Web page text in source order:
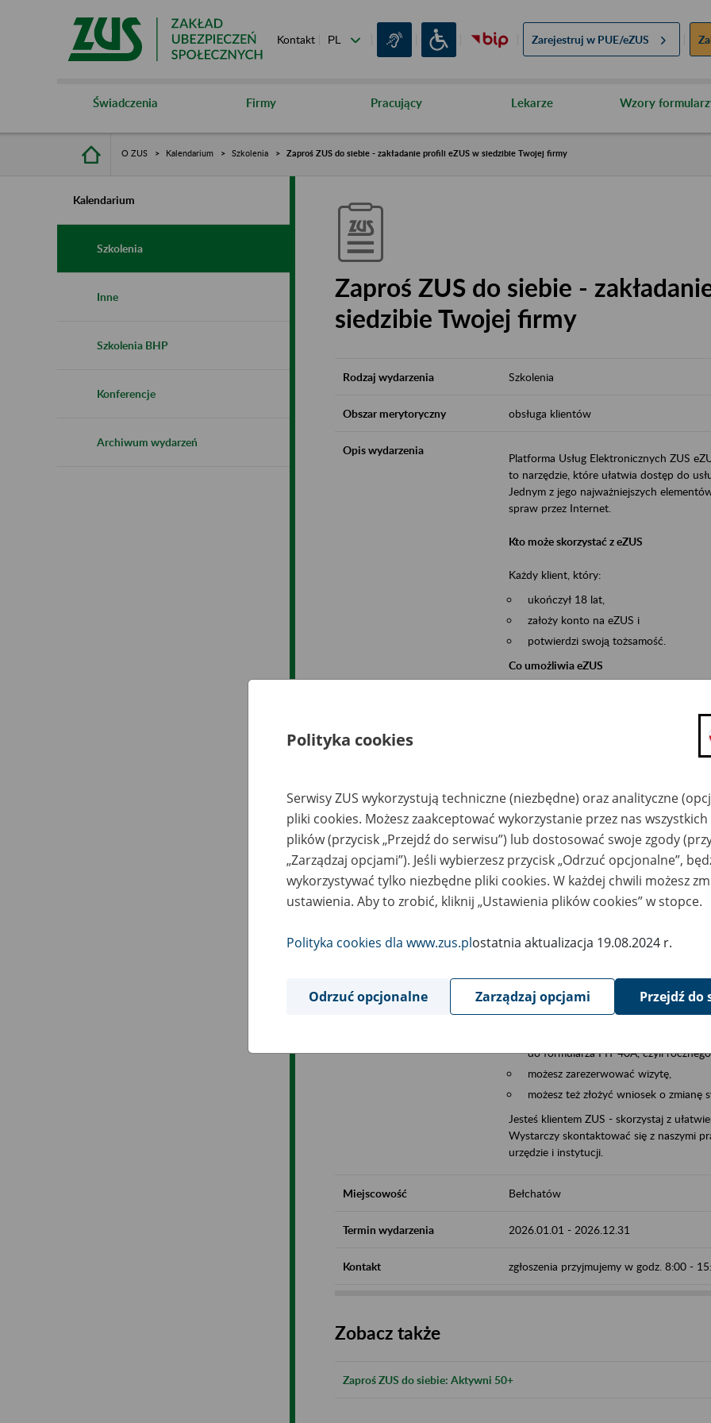
Kontakt Zarejestruj w PUE/eZUS
Świadczenia Firmy Pracujący Lekarze Wzory
O ZUS Kalendarium Szkolenia Zaproś ZUS do siebie - zakładanie profili eZUS w siedzibie Twojej firmy
Kalendarium
Szkolenia
Inne
Szkolenia BHP
Konferencje
Archiwum wydarzeń
Zaproś ZUS do siebie -
siedzibie Twojej firmy
Rodzaj wydarzenia Szkolenia
Obszar merytoryczny obsługa klientów
Opis wydarzenia
Platforma Usług Elektronicznych ZUS
to narzędzie, które ułatwia dostęp do
Jednym z jego najważniejszych
spraw przez Internet.
Kto może skorzystać z eZUS
Każdy klient, który:
ukończył 18 lat,
założy konto na eZUS i
potwierdzi swoją tożsamość.
Co umożliwia eZUS
składanie wniosków i otrzymywanie
Jeśli jesteś osobą ubezpieczoną (np.
możesz sprawdzić swoje dane
masz dostęp do informacji o stanie
masz dostęp do informacji o
Jeśli jesteś płatnikiem składek (np.
możesz skorzystać z aplikacji
ubezpieczeń, wypełnisz i
ZUS,
możesz złożyć wniosek o wydanie
masz dostęp do zwolnień
Jeśli jesteś świadczeniobiorcą
masz dostęp m.in. do formularza
do formularza PIT 40A, czyli
możesz zarezerwować wizytę,
możesz też złożyć wniosek o zmianę
Jesteś klientem ZUS - skorzystaj z
Wystarczy skontaktować się z naszymi
urzędzie i instytucji.
Miejscowość Bełchatów
Termin wydarzenia 2026.01.01 - 2026.12.31
Kontakt zgłoszenia przyjmujemy w godz. 8:00 -
Zobacz także
Zaproś ZUS do siebie: Aktywni 50+
Polityka cookies
Serwisy ZUS wykorzystują techniczne (niezbędne) oraz analityczne
pliki cookies. Możesz zaakceptować wykorzystanie przez nas
plików (przycisk „Przejdź do serwisu”) lub dostosować swoje zgody
„Zarządzaj opcjami”). Jeśli wybierzesz przycisk „Odrzuć opcjonalne”,
wykorzystywać tylko niezbędne pliki cookies. W każdej chwili możesz
ustawienia. Aby to zrobić, kliknij „Ustawienia plików cookies” w stopce.
Polityka cookies dla www.zus.plostatnia aktualizacja 19.08.2024 r.
Odrzuć opcjonalne Zarządzaj opcjami Przejdź do